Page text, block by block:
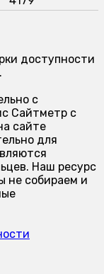
доступности
с
Сайтметр с
сайте
для
Наш ресурс
не собираем и